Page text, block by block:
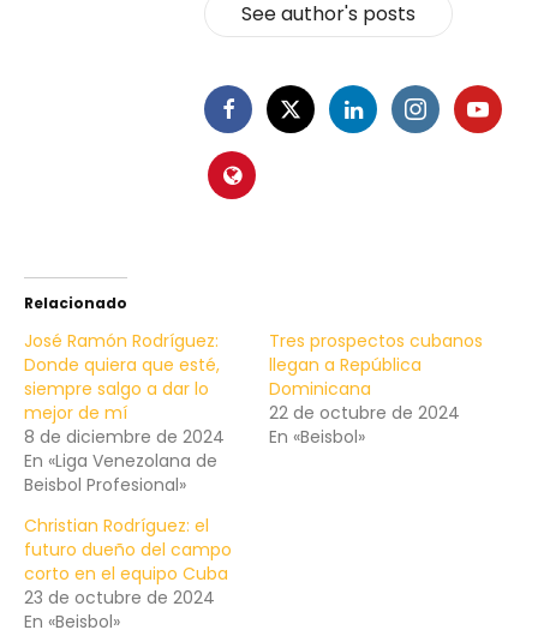
See author's posts
Relacionado
José Ramón Rodríguez:
Donde quiera que esté,
siempre salgo a dar lo
mejor de mí
8 de diciembre de 2024
En «Liga Venezolana de
Beisbol Profesional»
Tres prospectos cubanos
llegan a República
Dominicana
22 de octubre de 2024
En «Beisbol»
Christian Rodríguez: el
futuro dueño del campo
corto en el equipo Cuba
23 de octubre de 2024
En «Beisbol»